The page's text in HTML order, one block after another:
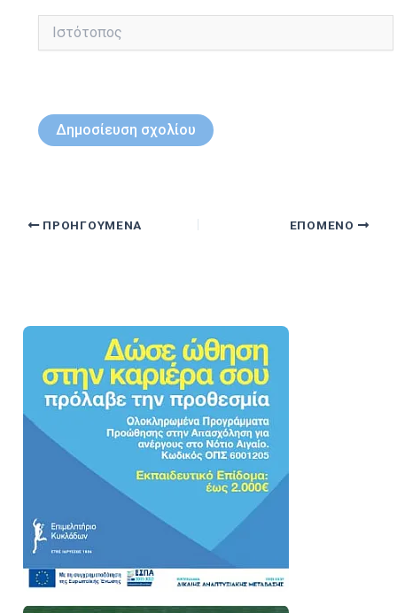
Ιστότοπος
ΠΡΟΗΓΟΎΜΕΝΑ ΕΠΌΜΕΝΟ